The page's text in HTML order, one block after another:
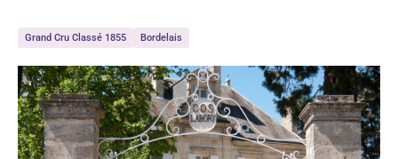
Grand Cru Classé 1855 Bordelais